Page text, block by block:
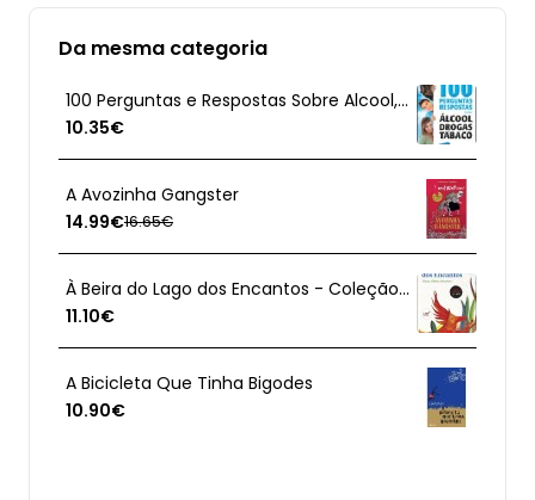
Da mesma categoria
100 Perguntas e Respostas Sobre Alcool, Drogas e Tabaco
10.35€
A Avozinha Gangster
14.99€16.65€
À Beira do Lago dos Encantos - Coleção Educação Literária
11.10€
A Bicicleta Que Tinha Bigodes
10.90€